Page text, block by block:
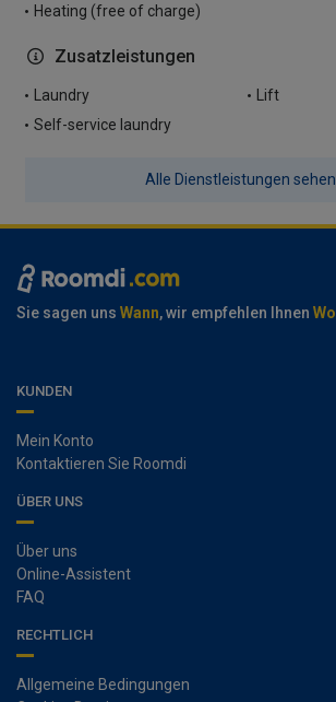
Heating (free of charge)
Zusatzleistungen
Laundry
Lift
Self-service laundry
Alle Dienstleistungen sehen
Sie sagen uns Wann, wir empfehlen Ihnen Wo
KUNDEN
Mein Konto
Kontaktieren Sie Roomdi
ÜBER UNS
Über uns
Online-Assistent
FAQ
RECHTLICH
Allgemeine Bedingungen